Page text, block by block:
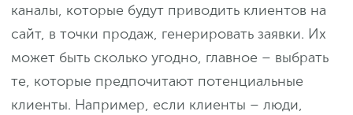
каналы, которые будут приводить клиентов на
сайт, в точки продаж, генерировать заявки. Их
может быть сколько угодно, главное – выбрать
те, которые предпочитают потенциальные
клиенты. Например, если клиенты – люди,